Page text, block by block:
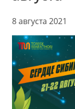
8 августа 2021